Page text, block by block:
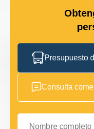
Presupuesto
Consulta
Nombre completo